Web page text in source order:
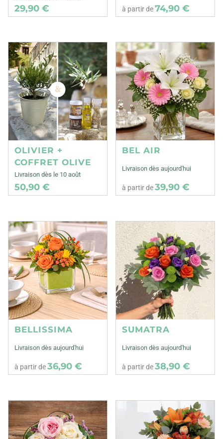
29,90 € à partir de74,90 €
OLIVIER +
COFFRET OLIVE
Livraison dès le 10 août
50,90 €
BEL AIR
Livraison dès aujourd'hui
à partir de39,90 €
BELLISSIMA
Livraison dès aujourd'hui
à partir de36,90 €
SUMATRA
Livraison dès aujourd'hui
à partir de38,90 €